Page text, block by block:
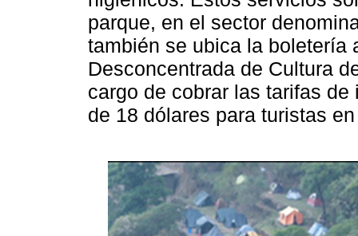
parque, en el sector
también se ubica la boletería
Desconcentrada de Cultura
cargo de cobrar las tarifas
de 18 dólares para turistas